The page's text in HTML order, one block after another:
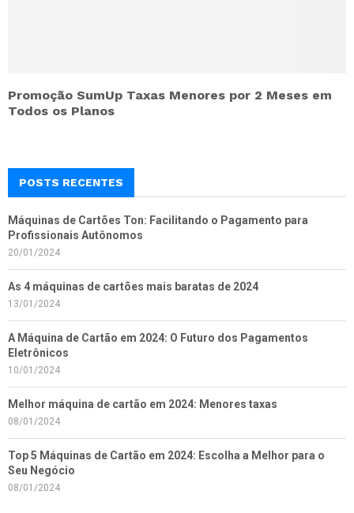
Promoção SumUp Taxas Menores por 2 Meses em
Todos os Planos
POSTS RECENTES
Máquinas de Cartões Ton: Facilitando o Pagamento para
Profissionais Autônomos
20/01/2024
As 4 máquinas de cartões mais baratas de 2024
13/01/2024
A Máquina de Cartão em 2024: O Futuro dos Pagamentos
Eletrônicos
10/01/2024
Melhor máquina de cartão em 2024: Menores taxas
08/01/2024
Top 5 Máquinas de Cartão em 2024: Escolha a Melhor para o
Seu Negócio
08/01/2024